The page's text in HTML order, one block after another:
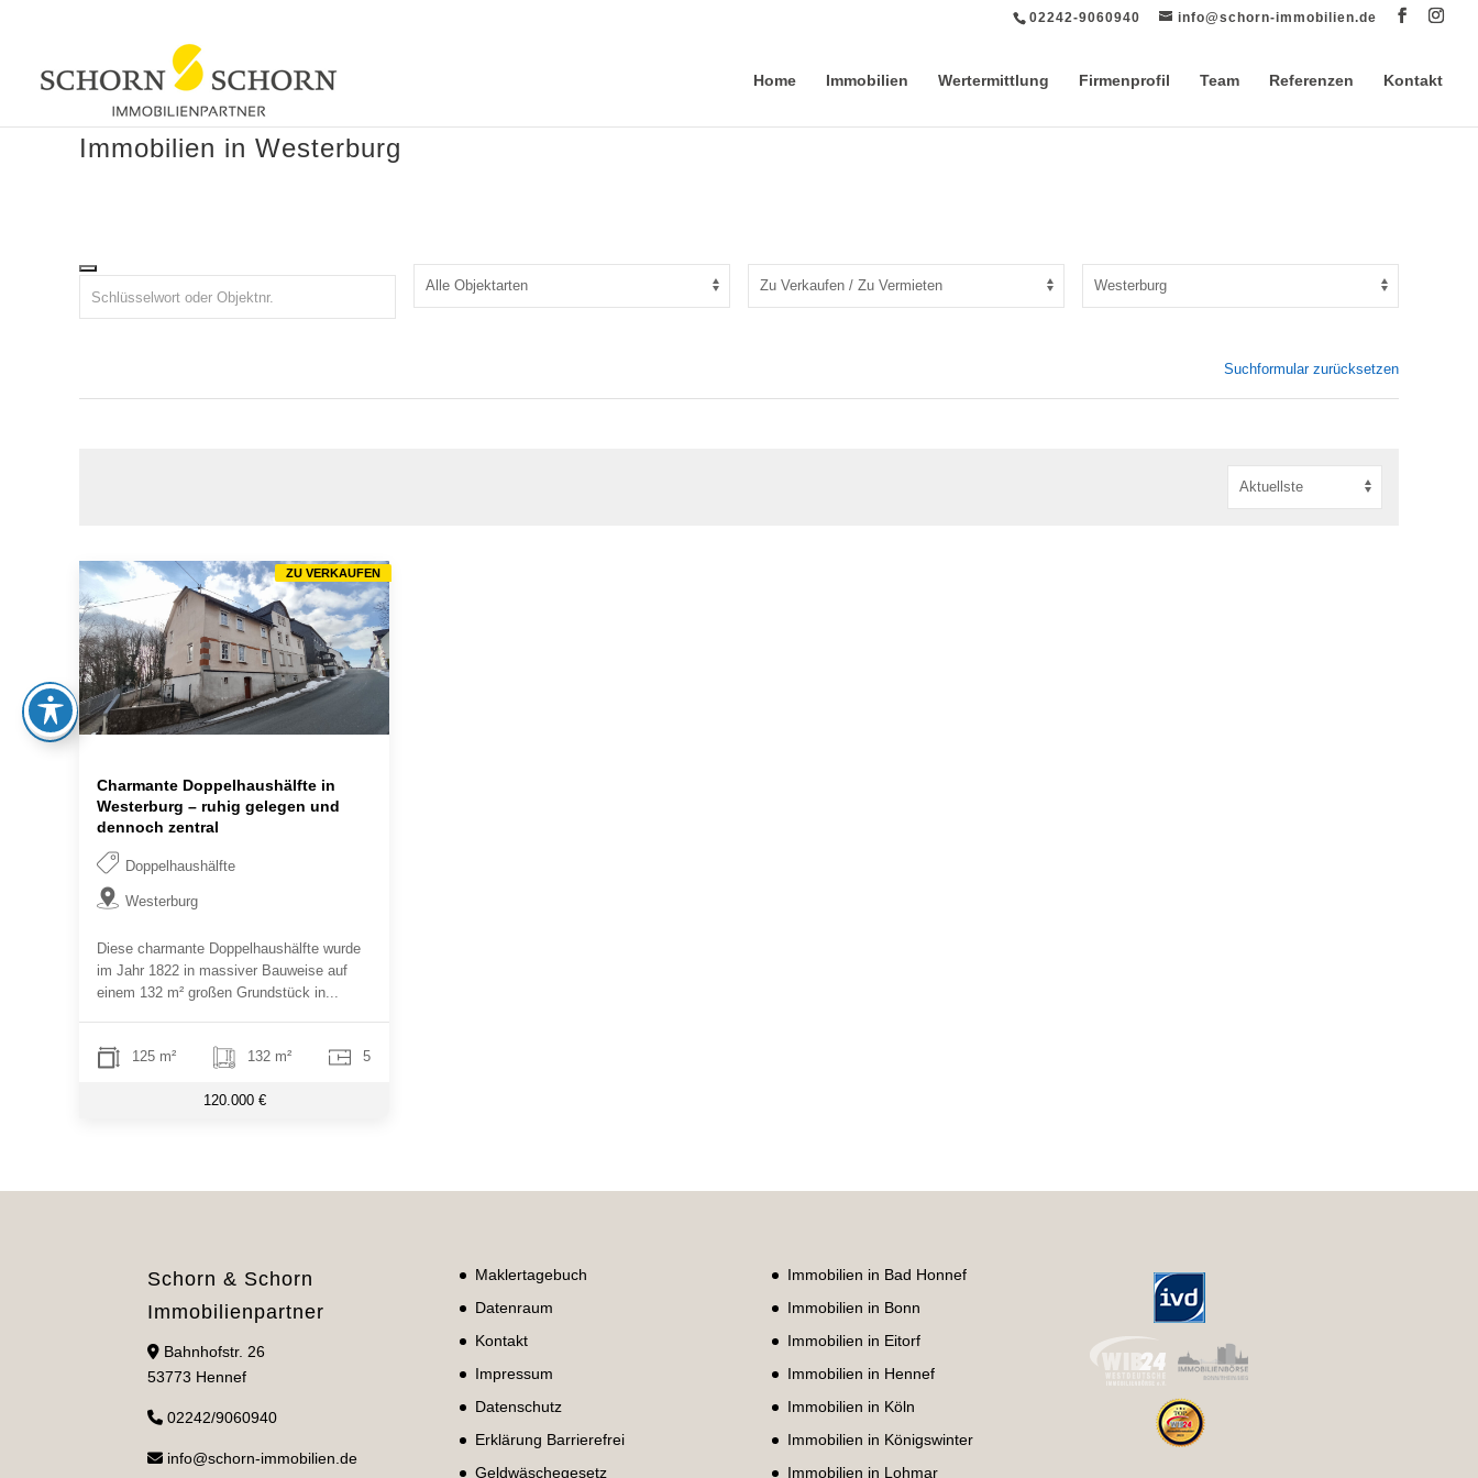
02242-9060940 info@schorn-immobilien.de
Home Immobilien Wertermittlung Firmenprofil Team Referenzen Kontakt
Immobilien in Westerburg
Suchformular zurücksetzen
Charmante Doppelhaushälfte in
Westerburg – ruhig gelegen und
dennoch zentral
Doppelhaushälfte
Westerburg
Diese charmante Doppelhaushälfte wurde
im Jahr 1822 in massiver Bauweise auf
einem 132 m² großen Grundstück in...
125 m² 132 m² 5
120.000 €
ZU VERKAUFEN
Schorn & Schorn
Immobilienpartner
Bahnhofstr. 26
53773 Hennef
02242/9060940
info@schorn-immobilien.de
Maklertagebuch
Datenraum
Kontakt
Impressum
Datenschutz
Erklärung Barrierefrei
Geldwäschegesetz
Immobilien in Bad Honnef
Immobilien in Bonn
Immobilien in Eitorf
Immobilien in Hennef
Immobilien in Köln
Immobilien in Königswinter
Immobilien in Lohmar